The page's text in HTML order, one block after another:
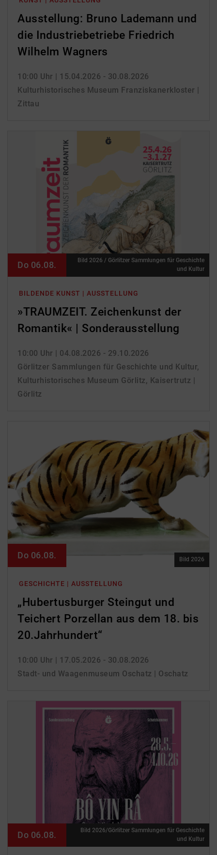
Ausstellung: Bruno Lademann und
die Industriebetriebe Friedrich
Wilhelm Wagners
10:00 Uhr | 15.04.2026 - 30.08.2026
Kulturhistorisches Museum Franziskanerkloster |
Zittau
BILDENDE KUNST | AUSSTELLUNG
»TRAUMZEIT. Zeichenkunst der
Romantik« | Sonderausstellung
10:00 Uhr | 04.08.2026 - 29.10.2026
Görlitzer Sammlungen für Geschichte und Kultur,
Kulturhistorisches Museum Görlitz, Kaisertrutz |
Görlitz
Do 06.08.
Bild 2026 / Görlitzer Sammlungen für Geschichte
und Kultur
GESCHICHTE | AUSSTELLUNG
„Hubertusburger Steingut und
Teichert Porzellan aus dem 18. bis
20.Jahrhundert“
10:00 Uhr | 17.05.2026 - 30.08.2026
Stadt- und Waagenmuseum Oschatz | Oschatz
Do 06.08. Bild 2026
Do 06.08.
Bild 2026/Görlitzer Sammlungen für Geschichte
und Kultur